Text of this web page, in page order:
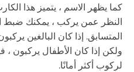
كما يظهر الاسم ، يتميز هذا
النظر عمن يركب ، يمكنك ضبط
المتسابق. إذا كان البالغين
ولكن إذا كان الأطفال يركبون
لركوب أكثر أمانًا.